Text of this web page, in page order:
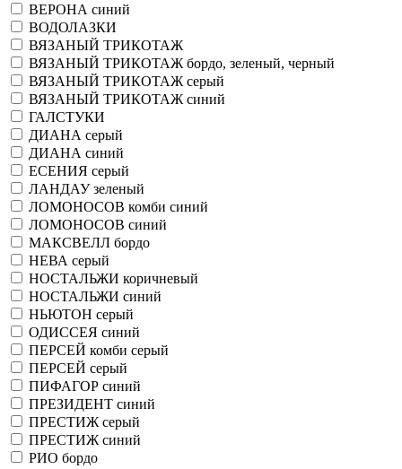
ВЕРОНА синий
ВОДОЛАЗКИ
ВЯЗАНЫЙ ТРИКОТАЖ
ВЯЗАНЫЙ ТРИКОТАЖ бордо, зеленый, черный
ВЯЗАНЫЙ ТРИКОТАЖ серый
ВЯЗАНЫЙ ТРИКОТАЖ синий
ГАЛСТУКИ
ДИАНА серый
ДИАНА синий
ЕСЕНИЯ серый
ЛАНДАУ зеленый
ЛОМОНОСОВ комби синий
ЛОМОНОСОВ синий
МАКСВЕЛЛ бордо
НЕВА серый
НОСТАЛЬЖИ коричневый
НОСТАЛЬЖИ синий
НЬЮТОН серый
ОДИССЕЯ синий
ПЕРСЕЙ комби серый
ПЕРСЕЙ серый
ПИФАГОР синий
ПРЕЗИДЕНТ синий
ПРЕСТИЖ серый
ПРЕСТИЖ синий
РИО бордо